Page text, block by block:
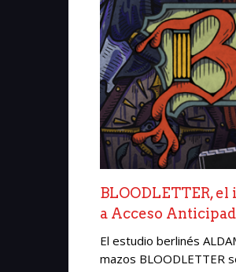
BLOODLETTER,
a Acceso
El estudio berlinés
mazos BLOODLETTER